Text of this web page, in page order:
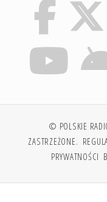
© POLSKIE
ZASTRZEŻONE.
PRYWATNOŚCI